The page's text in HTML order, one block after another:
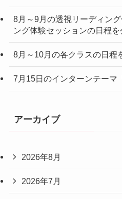
8月～9月の透視リーディン
ング体験セッションの日程
8月～10月の各クラスの日程
7月15日のインターンテーマ
アーカイブ
2026年8月
2026年7月